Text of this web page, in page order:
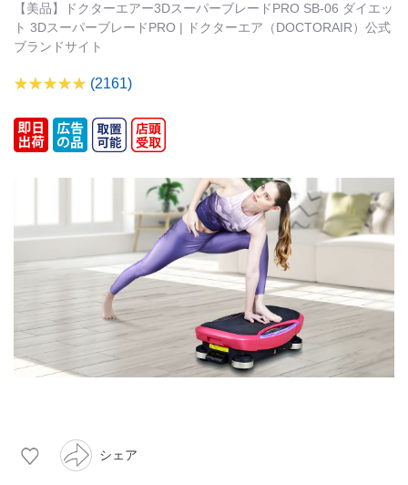
【美品】ドクターエアー3DスーパーブレードPRO SB-06 ダイエッ
ト 3DスーパーブレードPRO | ドクターエア（DOCTORAIR）公式
ブランドサイト
(2161)
シェア